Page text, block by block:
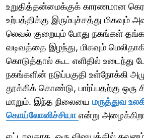
உறுதித்தன்மைக்குக் காரணமான
உற்பத்திக்கு இரும்புச்சத்து மிகவும்
லெவல் குறையும் போது நகங்கள்
வடிவத்தை இழந்து, மிகவும்
கொடுத்தால் கூட எளிதில் உடைந்து
நகங்களின் நடுப்பகுதி உள்நோக்கி
தூக்கிக் கொண்டு, பார்ப்பதற்கு ஒரு
மாறும். இந்த நிலையை மருத்துவ
கொய்லோனிச்சியா என்று